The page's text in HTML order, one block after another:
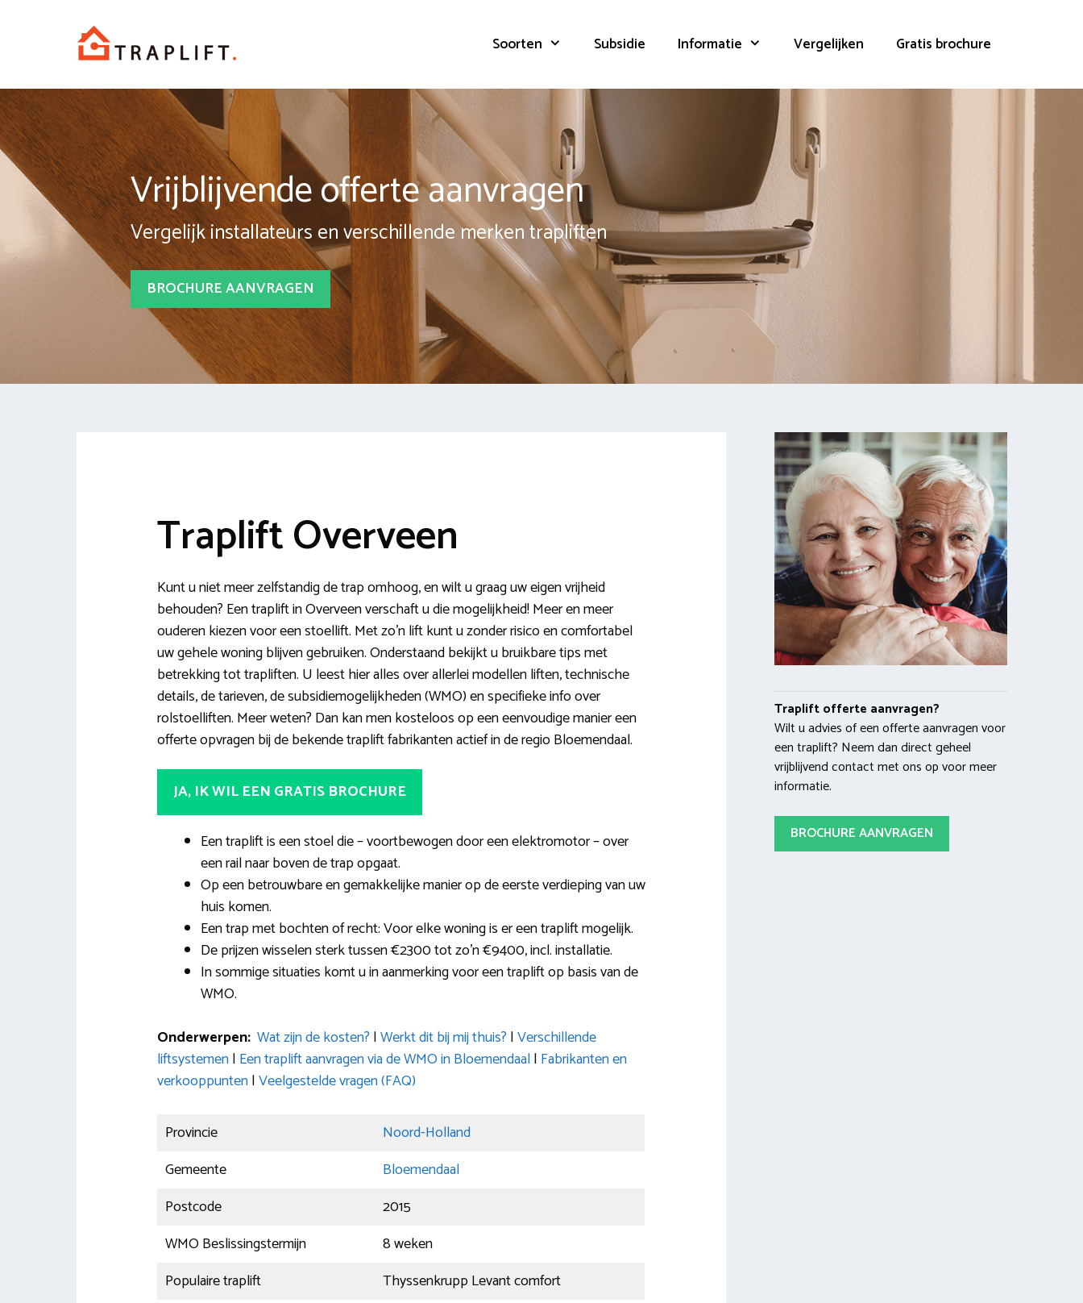
Soorten Subsidie Informatie Vergelijken Gratis brochure
Vrijblijvende offerte aanvragen
Vergelijk installateurs en verschillende merken trapliften
BROCHURE AANVRAGEN
Traplift Overveen
Kunt u niet meer zelfstandig de trap omhoog, en wilt u graag uw eigen vrijheid
behouden? Een traplift in Overveen verschaft u die mogelijkheid! Meer en meer
ouderen kiezen voor een stoellift. Met zo’n lift kunt u zonder risico en comfortabel
uw gehele woning blijven gebruiken. Onderstaand bekijkt u bruikbare tips met
betrekking tot trapliften. U leest hier alles over allerlei modellen liften, technische
details, de tarieven, de subsidiemogelijkheden (WMO) en specifieke info over
rolstoelliften. Meer weten? Dan kan men kosteloos op een eenvoudige manier een
offerte opvragen bij de bekende traplift fabrikanten actief in de regio Bloemendaal.
JA, IK WIL EEN GRATIS BROCHURE
Een traplift is een stoel die – voortbewogen door een elektromotor – over
een rail naar boven de trap opgaat.
Op een betrouwbare en gemakkelijke manier op de eerste verdieping van uw
huis komen.
Een trap met bochten of recht: Voor elke woning is er een traplift mogelijk.
De prijzen wisselen sterk tussen €2300 tot zo’n €9400, incl. installatie.
In sommige situaties komt u in aanmerking voor een traplift op basis van de
WMO.
Onderwerpen: Wat zijn de kosten? |Werkt dit bij mij thuis? |Verschillende
liftsystemen| Een traplift aanvragen via de WMO in Bloemendaal| Fabrikanten en
verkooppunten|Veelgestelde vragen (FAQ)
Provincie
Noord-Holland
Gemeente
Bloemendaal
Postcode
2015
WMO Beslissingstermijn
8 weken
Populaire traplift
Thyssenkrupp Levant comfort
Traplift offerte aanvragen?
Wilt u advies of een offerte aanvragen voor
een traplift? Neem dan direct geheel
vrijblijvend contact met ons op voor meer
informatie.
BROCHURE AANVRAGEN